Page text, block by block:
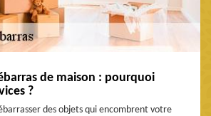
de maison : pourquoi
?
des objets qui encombrent votre